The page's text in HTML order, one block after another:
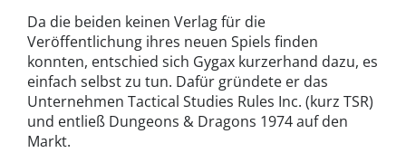
Da die beiden keinen Verlag für die
Veröffentlichung ihres neuen Spiels finden
konnten, entschied sich Gygax kurzerhand dazu, es
einfach selbst zu tun. Dafür gründete er das
Unternehmen Tactical Studies Rules Inc. (kurz TSR)
und entließ Dungeons & Dragons 1974 auf den
Markt.